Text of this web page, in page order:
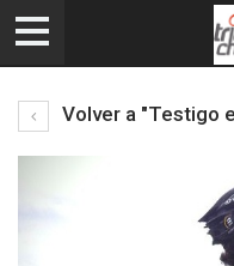
Volver a "Testigo